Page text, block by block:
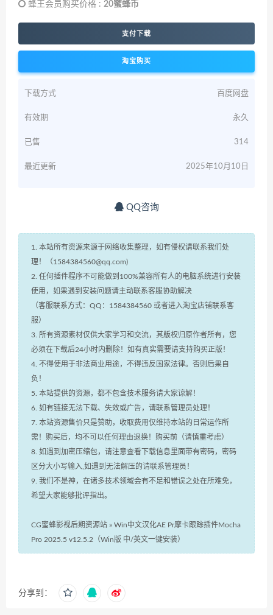
蜂王会员购买价格 : 20蜜蜂币
支付下载
淘宝购买
下载方式 百度网盘
有效期 永久
已售 314
最近更新 2025年10月10日
QQ咨询
1. 本站所有资源来源于网络收集整理，如有侵权请联系我们处
理！（1584384560@qq.com)
2. 任何插件程序不可能做到100%兼容所有人的电脑系统进行安装
使用，如果遇到安装问题请主动联系客服协助解决
（客服联系方式：QQ：1584384560 或者进入淘宝店铺联系客
服）
3. 所有资源素材仅供大家学习和交流，其版权归原作者所有，您
必须在下载后24小时内删除！如有真实需要请支持购买正版！
4. 不得使用于非法商业用途，不得违反国家法律。否则后果自
负！
5. 本站提供的资源，都不包含技术服务请大家谅解！
6. 如有链接无法下载、失效或广告，请联系管理员处理！
7. 本站资源售价只是赞助，收取费用仅维持本站的日常运作所
需！购买后，均不可以任何理由退换！购买前（请慎重考虑）
8. 如遇到加密压缩包，请注意查看下载信息里面带有密码，密码
区分大小写输入,如遇到无法解压的请联系管理员！
9. 我们不是神，在诸多技术领域会有不足和错误之处在所难免，
希望大家能够批评指出。
CG蜜蜂影视后期资源站 » Win中文汉化AE Pr摩卡跟踪插件Mocha
Pro 2025.5 v12.5.2（Win版 中/英文一键安装）
分享到：